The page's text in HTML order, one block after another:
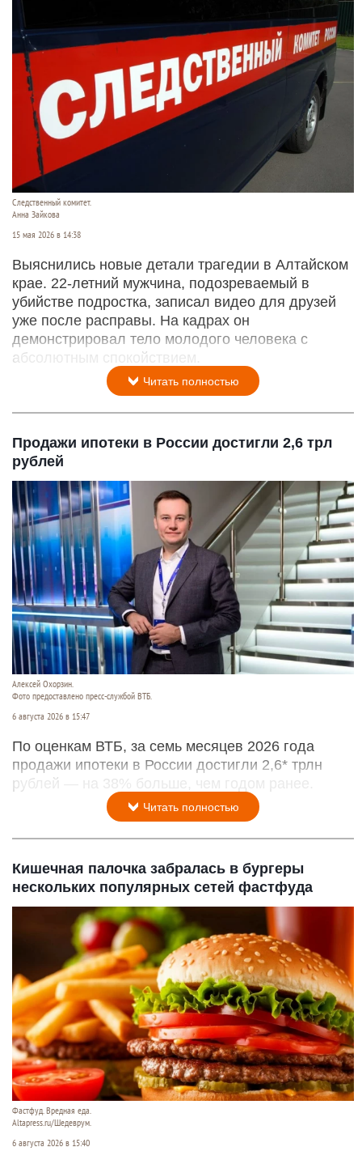
Следственный комитет.
Анна Зайкова
15 мая 2026 в 14:38
Выяснились новые детали трагедии в Алтайском
крае. 22-летний мужчина, подозреваемый в
убийстве подростка, записал видео для друзей
уже после расправы. На кадрах он
демонстрировал тело молодого человека с
абсолютным спокойствием.
Читать полностью
Продажи ипотеки в России достигли 2,6 трл
рублей
Алексей Охорзин.
Фото предоставлено пресс-службой ВТБ.
6 августа 2026 в 15:47
По оценкам ВТБ, за семь месяцев 2026 года
продажи ипотеки в России достигли 2,6* трлн
рублей — на 38% больше, чем годом ранее.
Читать полностью
Кишечная палочка забралась в бургеры
нескольких популярных сетей фастфуда
Фастфуд. Вредная еда.
Altapress.ru/Шедеврум.
6 августа 2026 в 15:40